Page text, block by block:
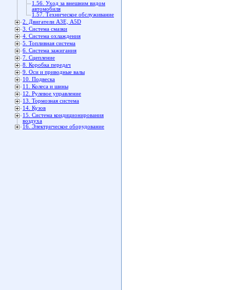
1.56. Уход за внешним видом
автомобиля
1.57. Техническое обслуживание
2. Двигатели А3Е, А5D
3. Система смазки
4. Система охлаждения
5. Топливная система
6. Система зажигания
7. Сцепление
8. Коробка передач
9. Оси и приводные валы
10. Подвеска
11. Колеса и шины
12. Рулевое управление
13. Тормозная система
14. Кузов
15. Система кондиционирования
воздуха
16. Электрическое оборудование